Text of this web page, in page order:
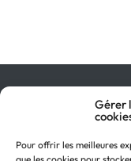
Gérer
Pour offrir les meilleures
Qu’est-ce
Pourquoi
On parle de
Actualités